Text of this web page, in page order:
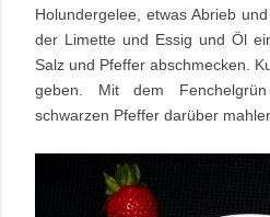
Holundergelee, etwas Abrieb
der Limette und Essig und Öl
Salz und Pfeffer abschmecken.
geben. Mit dem
schwarzen Pfeffer darüber